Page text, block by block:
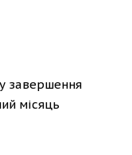
завершення
місяць